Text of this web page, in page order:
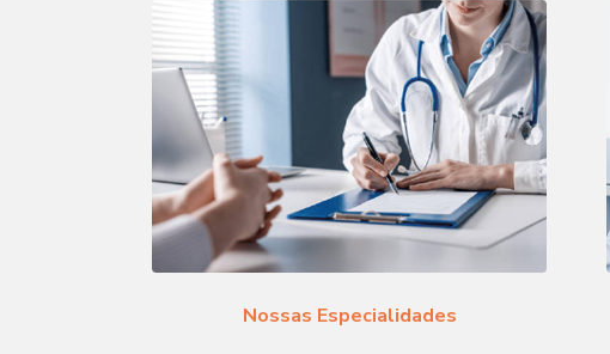
Nossas Especialidades